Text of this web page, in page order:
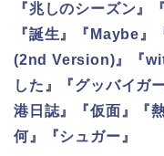
『兆しのシーズン』
『誕生』『Maybe』
(2nd Version)』『
した』『グッバイガ
港日誌』『仮面』『
何』『シュガー』